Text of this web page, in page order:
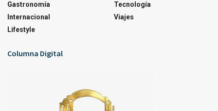
Gastronomía
Internacional
Lifestyle
Tecnología
Viajes
Columna Digital